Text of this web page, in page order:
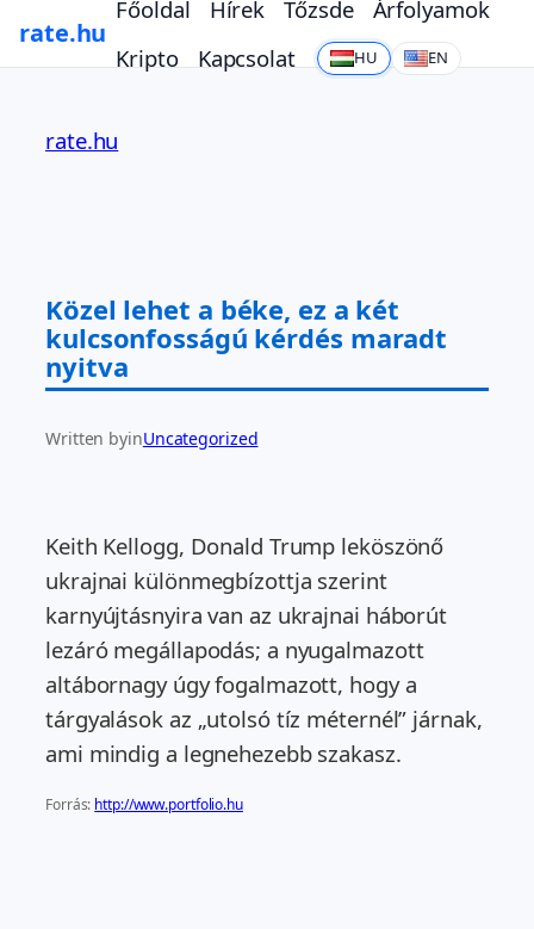
rate.hu
Főoldal Hírek Tőzsde
Árfolyamok
Kripto
Kapcsolat HU EN
tartalomhoz
rate.hu
Közel lehet a béke, ez a két
kulcsonfosságú kérdés maradt
nyitva
Written byinUncategorized
Keith Kellogg, Donald Trump leköszönő
ukrajnai különmegbízottja szerint
karnyújtásnyira van az ukrajnai háborút
lezáró megállapodás; a nyugalmazott
altábornagy úgy fogalmazott, hogy a
tárgyalások az „utolsó tíz méternél” járnak,
ami mindig a legnehezebb szakasz.
Forrás: http://www.portfolio.hu